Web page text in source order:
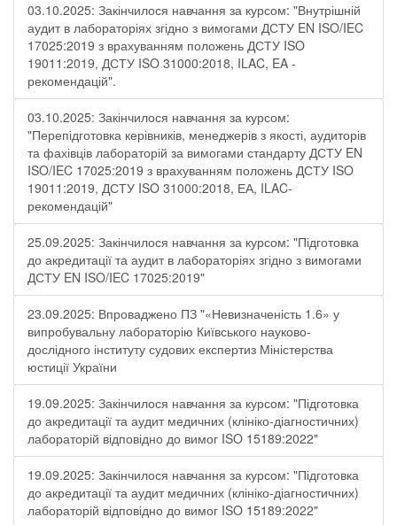
03.10.2025: Закінчилося навчання за курсом: "Внутрішній
аудит в лабораторіях згідно з вимогами ДСТУ EN ISO/IEC
17025:2019 з врахуванням положень ДСТУ ISO
19011:2019, ДСТУ ISO 31000:2018, ILAC, EA -
рекомендацій".
03.10.2025: Закінчилося навчання за курсом:
"Перепідготовка керівників, менеджерів з якості, аудиторів
та фахівців лабораторій за вимогами стандарту ДСТУ EN
ISO/IEC 17025:2019 з врахуванням положень ДСТУ ISO
19011:2019, ДСТУ ISO 31000:2018, ЕА, ILAC-
рекомендацій"
25.09.2025: Закінчилося навчання за курсом: "Підготовка
до акредитації та аудит в лабораторіях згідно з вимогами
ДСТУ EN ISO/IEC 17025:2019"
23.09.2025: Впроваджено ПЗ "«Невизначеність 1.6» у
випробувальну лабораторію Київського науково-
дослідного інституту судових експертиз Міністерства
юстиції України
19.09.2025: Закінчилося навчання за курсом: "Підготовка
до акредитації та аудит медичних (клініко-діагностичних)
лабораторій відповідно до вимог ISO 15189:2022"
19.09.2025: Закінчилося навчання за курсом: "Підготовка
до акредитації та аудит медичних (клініко-діагностичних)
лабораторій відповідно до вимог ISO 15189:2022"